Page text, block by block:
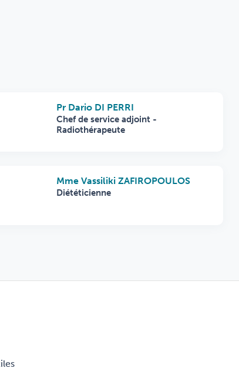
Pr Dario DI PERRI
Chef de service adjoint -
Radiothérapeute
Mme Vassiliki ZAFIROPOULOS
Diététicienne